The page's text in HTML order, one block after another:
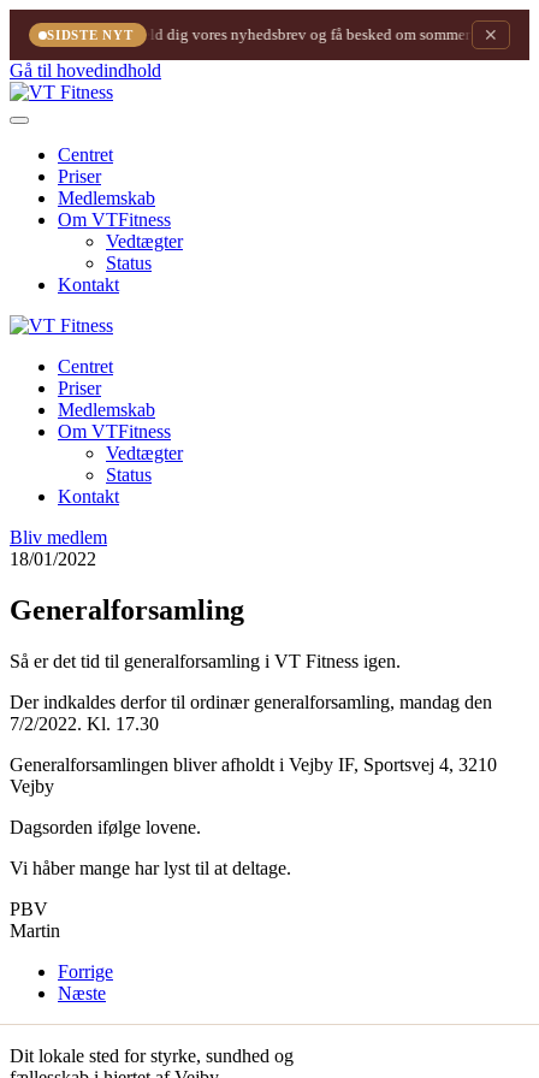
SIDSTE NYTTilmeld dig vores nyhedsbrev og få besked om sommerfesten! 🎉
✕
Gå til hovedindhold
Centret
Priser
Medlemskab
Om VTFitness
Vedtægter
Status
Kontakt
Centret
Priser
Medlemskab
Om VTFitness
Vedtægter
Status
Kontakt
Bliv medlem
18/01/2022
Generalforsamling
Så er det tid til generalforsamling i VT Fitness igen.
Der indkaldes derfor til ordinær generalforsamling, mandag den
7/2/2022. Kl. 17.30
Generalforsamlingen bliver afholdt i Vejby IF, Sportsvej 4, 3210
Vejby
Dagsorden ifølge lovene.
Vi håber mange har lyst til at deltage.
PBV
Martin
Forrige
Næste
Dit lokale sted for styrke, sundhed og